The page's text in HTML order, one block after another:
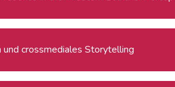
und crossmediales Storytelling